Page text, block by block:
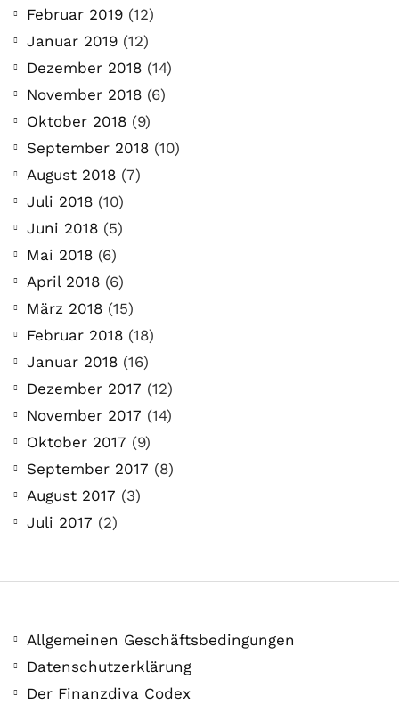
Februar 2019 (12)
Januar 2019 (12)
Dezember 2018 (14)
November 2018 (6)
Oktober 2018 (9)
September 2018 (10)
August 2018 (7)
Juli 2018 (10)
Juni 2018 (5)
Mai 2018 (6)
April 2018 (6)
März 2018 (15)
Februar 2018 (18)
Januar 2018 (16)
Dezember 2017 (12)
November 2017 (14)
Oktober 2017 (9)
September 2017 (8)
August 2017 (3)
Juli 2017 (2)
Allgemeinen Geschäftsbedingungen
Datenschutzerklärung
Der Finanzdiva Codex